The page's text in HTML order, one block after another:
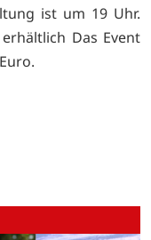
ist um 19 Uhr.
Das Event